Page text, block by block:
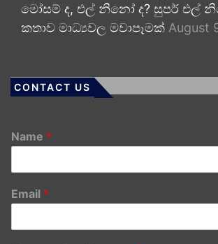
මෝසම් ද, එල් නිනෝ ද? සුපර් එල්
කතාව මාධ්‍යවල මවාපෑමක් August
CONTACT US
Name *
Email *